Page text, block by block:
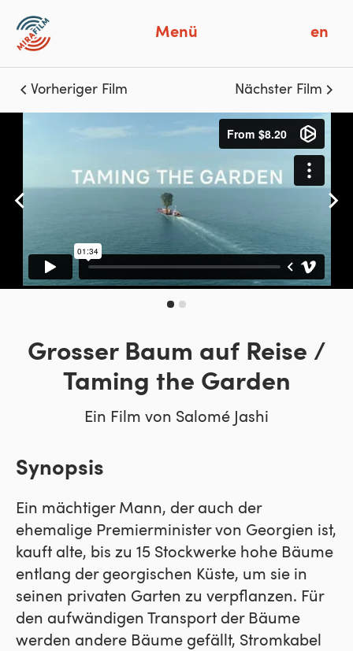
Menü en
Vorheriger Film Nächster Film
Grosser Baum auf Reise /
Taming the Garden
Ein Film von Salomé Jashi
Synopsis
Ein mächtiger Mann, der auch der
ehemalige Premierminister von Georgien ist,
kauft alte, bis zu 15 Stockwerke hohe Bäume
entlang der georgischen Küste, um sie in
seinen privaten Garten zu verpflanzen. Für
den aufwändigen Transport der Bäume
werden andere Bäume gefällt, Stromkabel